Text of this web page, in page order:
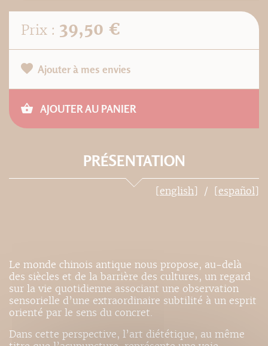
Prix : 39,50 €
Ajouter à mes envies
AJOUTER AU PANIER
PRÉSENTATION
[english] [español]
Le monde chinois antique nous propose, au-delà
des siècles et de la barrière des cultures, un regard
sur la vie quotidienne associant une observation
sensorielle d’une extraordinaire subtilité à un esprit
orienté par le sens du concret.
Dans cette perspective, l’art diététique, au même